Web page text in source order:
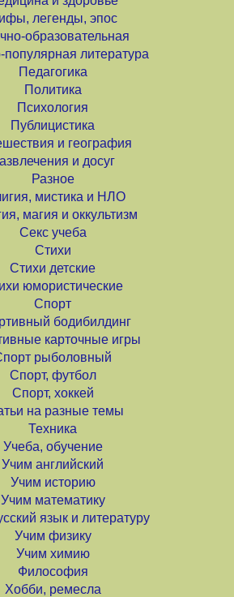
легенды, эпос
образовательная
популярная литература
Педагогика
Политика
Психология
Публицистика
и география
и досуг
Разное
мистика и НЛО
магия и оккультизм
Секс учеба
Стихи
Стихи детские
юмористические
Спорт
бодибилдинг
карточные игры
рыболовный
Спорт, футбол
Спорт, хоккей
на разные темы
Техника
Учеба, обучение
Учим английский
Учим историю
Учим математику
язык и литературу
Учим физику
Учим химию
Философия
Хобби, ремесла